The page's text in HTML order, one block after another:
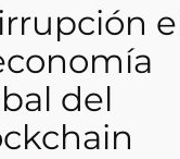
del